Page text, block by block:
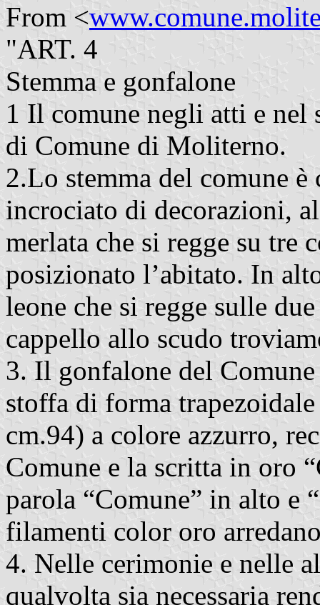
From <
"ART. 4
Stemma e gonfalone
1 Il comune negli atti e
di Comune di Moliterno.
2.Lo stemma del comune
incrociato di decorazioni,
merlata che si regge su
posizionato l’abitato. In
leone che si regge sulle
cappello allo scudo
3. Il gonfalone del
stoffa di forma
cm.94) a colore azzurro,
Comune e la scritta in oro
parola “Comune” in alto e
filamenti color oro
4. Nelle cerimonie e nelle
qualvolta sia necessaria